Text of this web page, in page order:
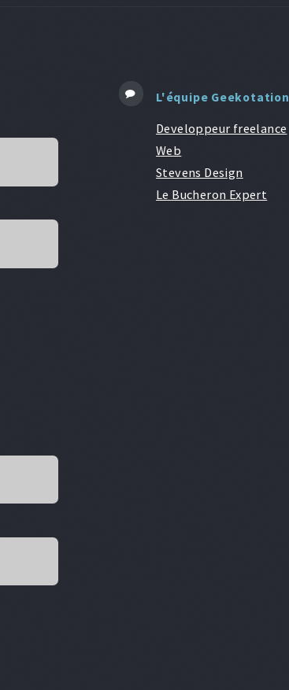
L'équipe Geekotation
Developpeur freelance
Web
Stevens Design
Le Bucheron Expert